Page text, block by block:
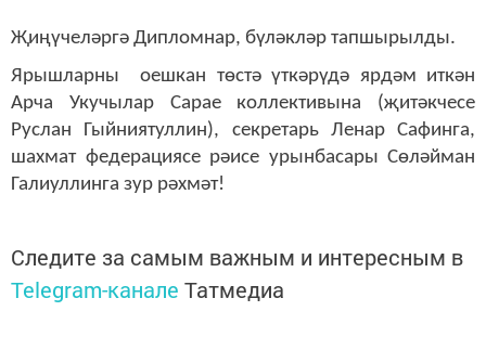
Җиңүчеләргә Дипломнар, бүләкләр тапшырылды.
Ярышларны оешкан төстә үткәрүдә ярдәм иткән
Арча Укучылар Сарае коллективына (җитәкчесе
Руслан Гыйниятуллин), секретарь Ленар Сафинга,
шахмат федерациясе рәисе урынбасары Сөләйман
Галиуллинга зур рәхмәт!
Следите за самым важным и интересным в
Telegram-канале Татмедиа